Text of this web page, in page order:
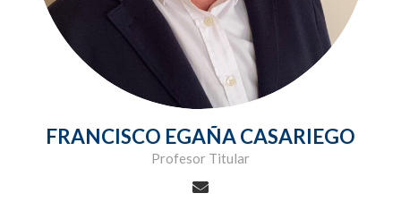
FRANCISCO EGAÑA CASARIEGO
Profesor Titular